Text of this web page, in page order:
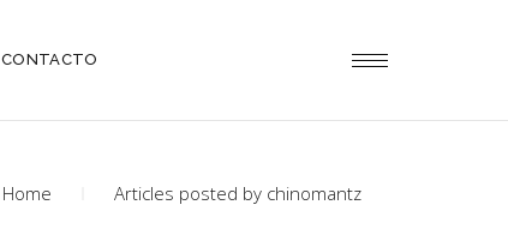
CONTACTO
Home Articles posted by chinomantz